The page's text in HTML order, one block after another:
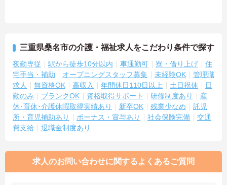
三重県桑名市の介護・福祉求人をこだわり条件で探す
夜勤専従 駅から徒歩10分以内 車通勤可 寮・借り上げ
住
宅手当・補助
オープニングスタッフ募集 未経験OK
管理職
求人
無資格OK 高収入 年間休日110日以上 土日祝休
日
勤のみ
ブランクOK 資格取得サポート 研修制度あり
産
休･育休･介護休暇取得実績あり
新卒OK 残業少なめ
託児
所・育児補助あり
ボーナス・賞与あり 社会保険完備
交通
費支給
退職金制度あり
求人のお問い合わせに関するよくあるご質問